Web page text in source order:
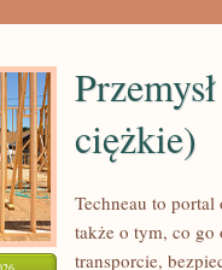
ciężkie)
Techneau to
także o tym, co go
transporcie,